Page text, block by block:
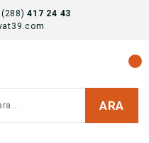
(288)417 24 43
ARA